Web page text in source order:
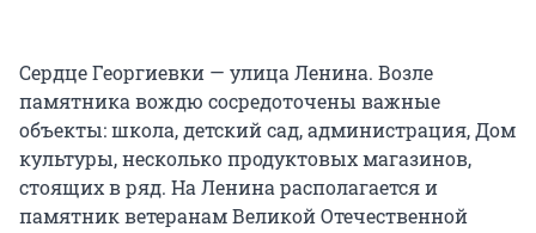
Сердце Георгиевки — улица Ленина. Возле
памятника вождю сосредоточены важные
объекты: школа, детский сад, администрация, Дом
культуры, несколько продуктовых магазинов,
стоящих в ряд. На Ленина располагается и
памятник ветеранам Великой Отечественной